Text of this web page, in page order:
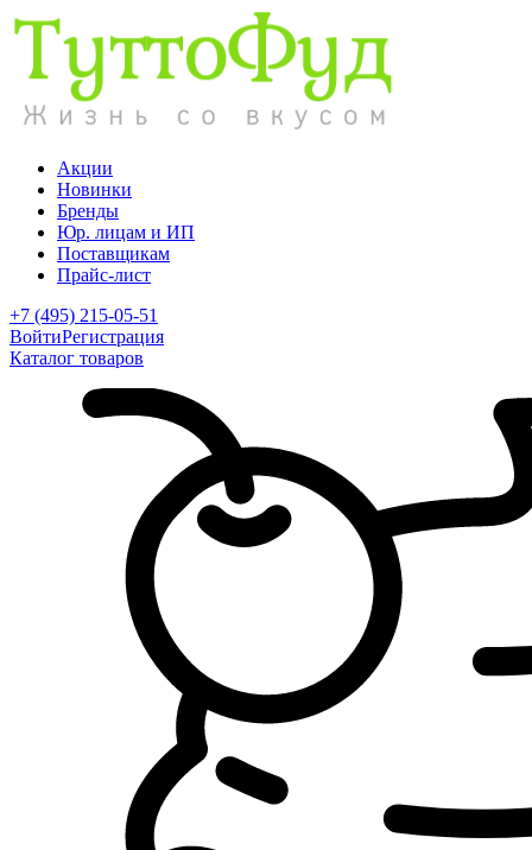
Акции
Новинки
Бренды
Юр. лицам и ИП
Поставщикам
Прайс-лист
+7 (495) 215-05-51
ВойтиРегистрация
Каталог товаров